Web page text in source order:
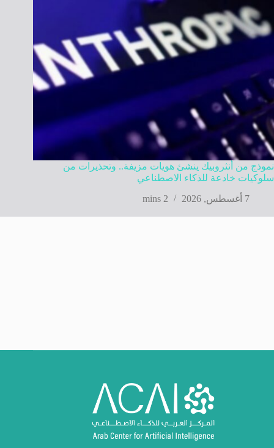
نموذج من أنثروبيك ينشئ هويات مزيفة.. وتحذيرات من
سلوكيات خادعة للذكاء الاصطناعي
7 أغسطس, 2026
2 mins